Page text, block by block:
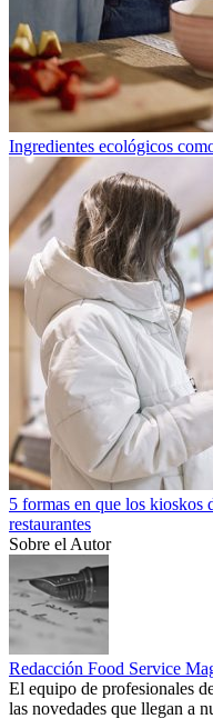
Ingredientes ecológicos
5 formas en que los kioskos
restaurantes
Sobre el Autor
Redacción Food Service
El equipo de profesionales
las novedades que llegan a